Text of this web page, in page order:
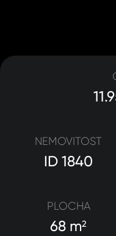
NEMOVITOST
ID 1840
PLOCHA
68 m2